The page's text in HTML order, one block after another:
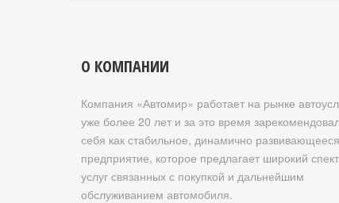
О КОМПАНИИ
Компания «Автомир» работает на рынке
уже более 20 лет и за это время
себя как стабильное, динамично развивающееся
предприятие, которое предлагает широкий
услуг связанных с покупкой и дальнейшим
обслуживанием автомобиля.